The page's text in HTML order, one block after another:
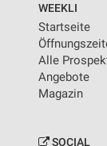
WEEKLI
Startseite
Alle
Angebote
Magazin
SOCIAL